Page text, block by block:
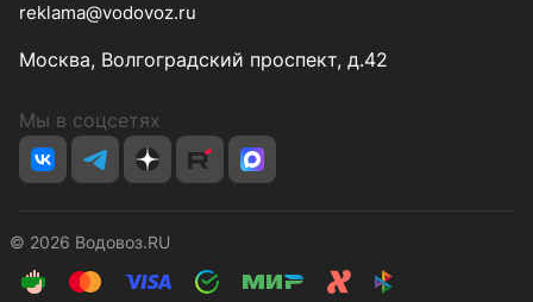
reklama@vodovoz.ru
Москва, Волгоградский проспект, д.42
Мы в соцсетях
© 2026 Водовоз.RU